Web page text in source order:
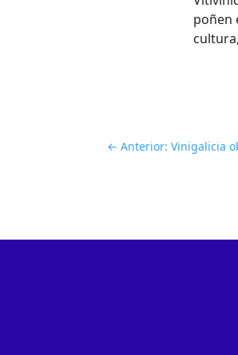
poñen
←Anterior: Vinigalicia